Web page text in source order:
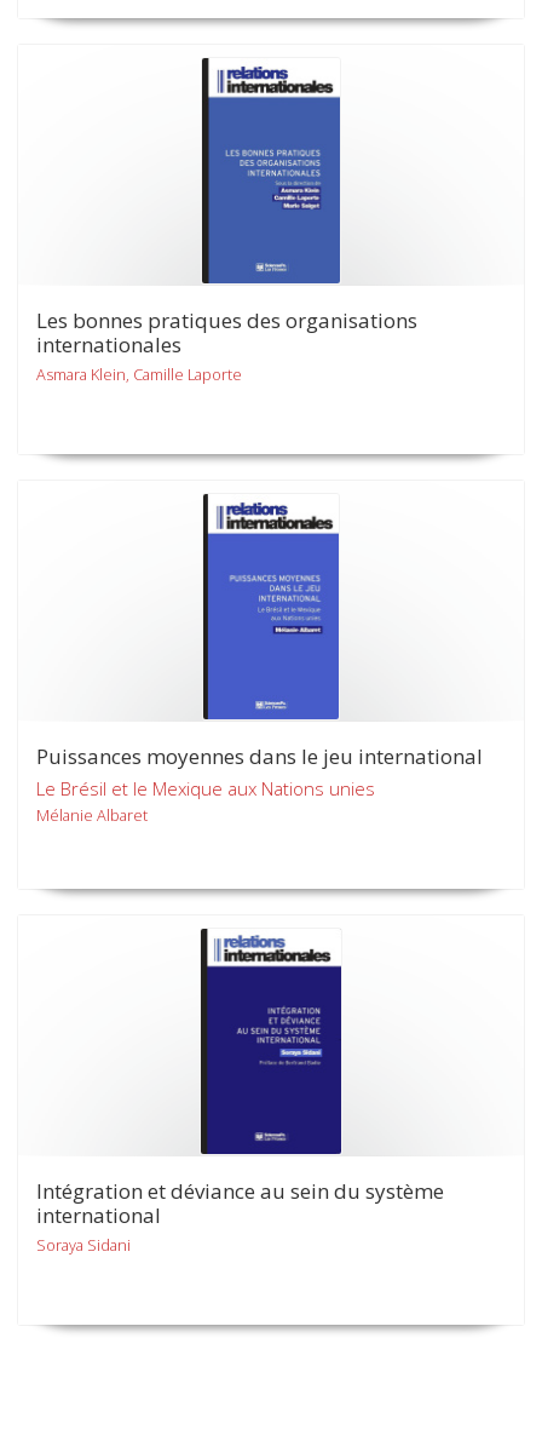
Les bonnes pratiques des organisations
internationales
Asmara Klein, Camille Laporte
Puissances moyennes dans le jeu international
Le Brésil et le Mexique aux Nations unies
Mélanie Albaret
Intégration et déviance au sein du système
international
Soraya Sidani